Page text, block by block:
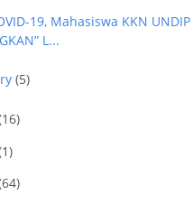
19, Mahasiswa KKN UNDIP
L...
(5)